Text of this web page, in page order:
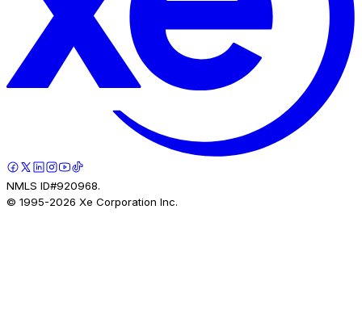
NMLS ID#920968.
© 1995-2026 Xe Corporation Inc.